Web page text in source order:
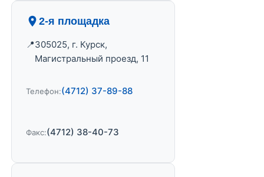
2-я площадка
305025, г. Курск,
Магистральный проезд, 11
Телефон:(4712) 37-89-88
Факс:(4712) 38-40-73